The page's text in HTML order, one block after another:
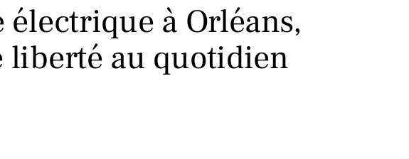
électrique à Orléans,
liberté au quotidien